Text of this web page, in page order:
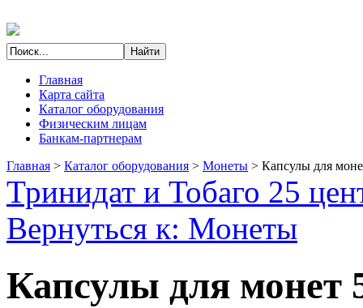
Главная
Карта сайта
Каталог оборудования
Физическим лицам
Банкам-партнерам
Главная > Каталог оборудования > Монеты > Капсулы для
Тринидат и Тобаго 25
Вернуться к: Монеты
Капсулы для монет